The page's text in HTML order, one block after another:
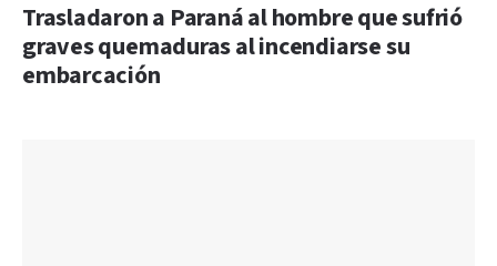
Trasladaron a Paraná al hombre que sufrió
graves quemaduras al incendiarse su
embarcación